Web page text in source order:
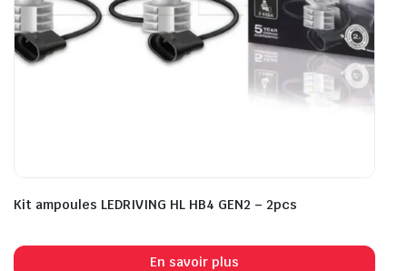
Kit ampoules LEDRIVING HL HB4 GEN2 – 2pcs
En savoir plus